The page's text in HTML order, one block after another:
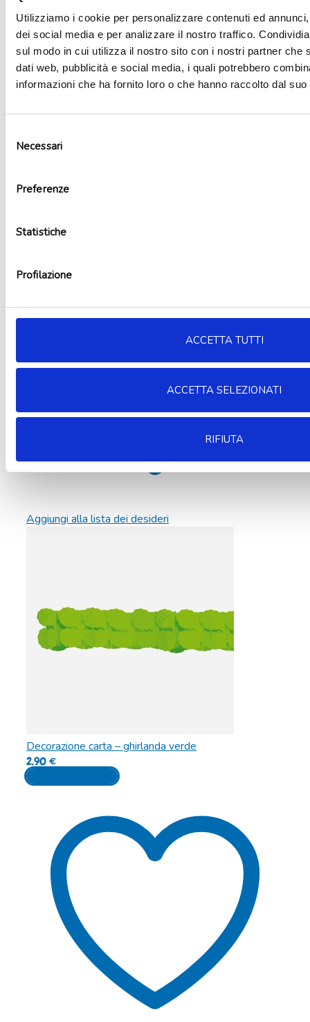
Utilizziamo i cookie per personalizzare contenuti ed
dei social media e per analizzare il nostro traffico.
sul modo in cui utilizza il nostro sito con i nostri partner che
dati web, pubblicità e social media, i quali potrebbero
informazioni che ha fornito loro o che hanno raccolto dal
delNecessari
Preferenze
Statistiche
Profilazione
ACCETTA TUTTI
ACCETTA SELEZIONATI
RIFIUTA
2,90€
Aggiungi alla lista dei desideri
Decorazione carta – ghirlanda verde
2,90€
Aggiungi al carrello